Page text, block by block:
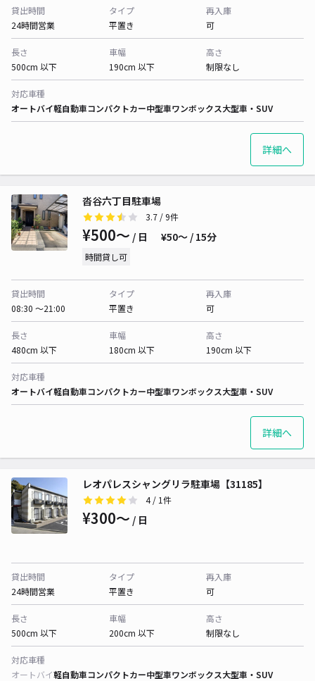
貸出時間
24時間営業
タイプ
平置き
再入庫
可
長さ
500cm 以下
車幅
190cm 以下
高さ
制限なし
対応車種
オートバイ軽自動車コンパクトカー中型車ワンボックス大型車・SUV
詳細へ
沓谷六丁目駐車場
3.7 / 9件
¥500〜 / 日 ¥50〜 / 15分
時間貸し可
貸出時間
08:30 〜21:00
タイプ
平置き
再入庫
可
長さ
480cm 以下
車幅
180cm 以下
高さ
190cm 以下
対応車種
オートバイ軽自動車コンパクトカー中型車ワンボックス大型車・SUV
詳細へ
レオパレスシャングリラ駐車場【31185】
4/ 1件
¥300〜 / 日
貸出時間
24時間営業
タイプ
平置き
再入庫
可
長さ
500cm 以下
車幅
200cm 以下
高さ
制限なし
対応車種
オートバイ軽自動車コンパクトカー中型車ワンボックス大型車・SUV